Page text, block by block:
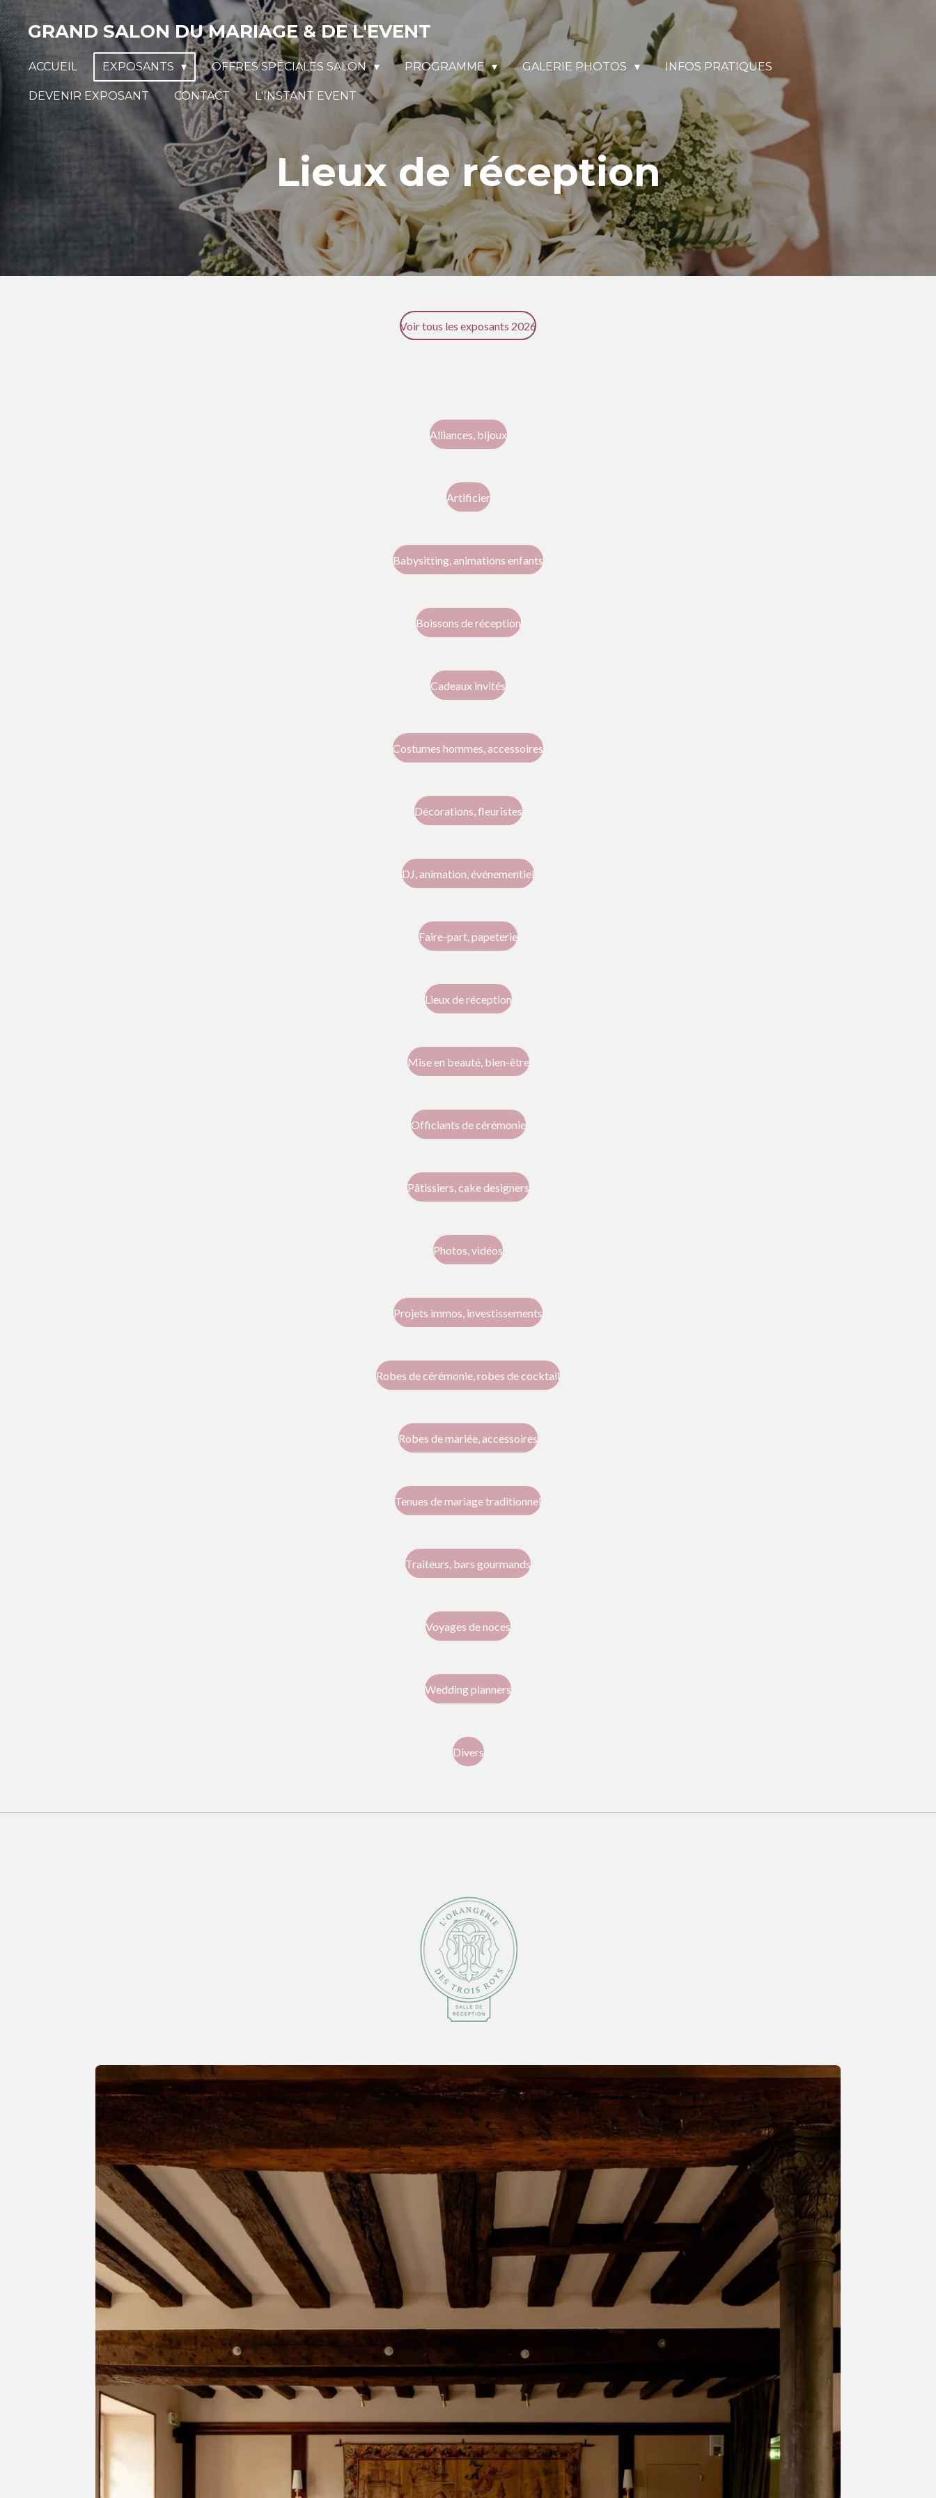
Passer
au
contenu
principal
GRAND SALON DU MARIAGE & DE L'EVENT
ACCUEIL EXPOSANTS OFFRES SPÉCIALES SALON PROGRAMME GALERIE PHOTOS INFOS PRATIQUES
DEVENIR EXPOSANT CONTACT L'INSTANT EVENT
Lieux de réception
Voir tous les exposants 2026
Alliances, bijoux
Artificier
Babysitting, animations enfants
Boissons de réception
Cadeaux invités
Costumes hommes, accessoires
Décorations, fleuristes
DJ, animation, événementiel
Faire-part, papeterie
Lieux de réception
Mise en beauté, bien-être
Officiants de cérémonie
Pâtissiers, cake designers
Photos, vidéos
Projets immos, investissements
Robes de cérémonie, robes de cocktail
Robes de mariée, accessoires
Tenues de mariage traditionnel
Traiteurs, bars gourmands
Voyages de noces
Wedding planners
Divers